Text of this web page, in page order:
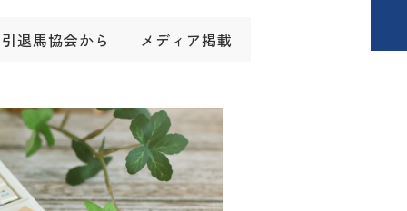
引退馬協会から メディア掲載